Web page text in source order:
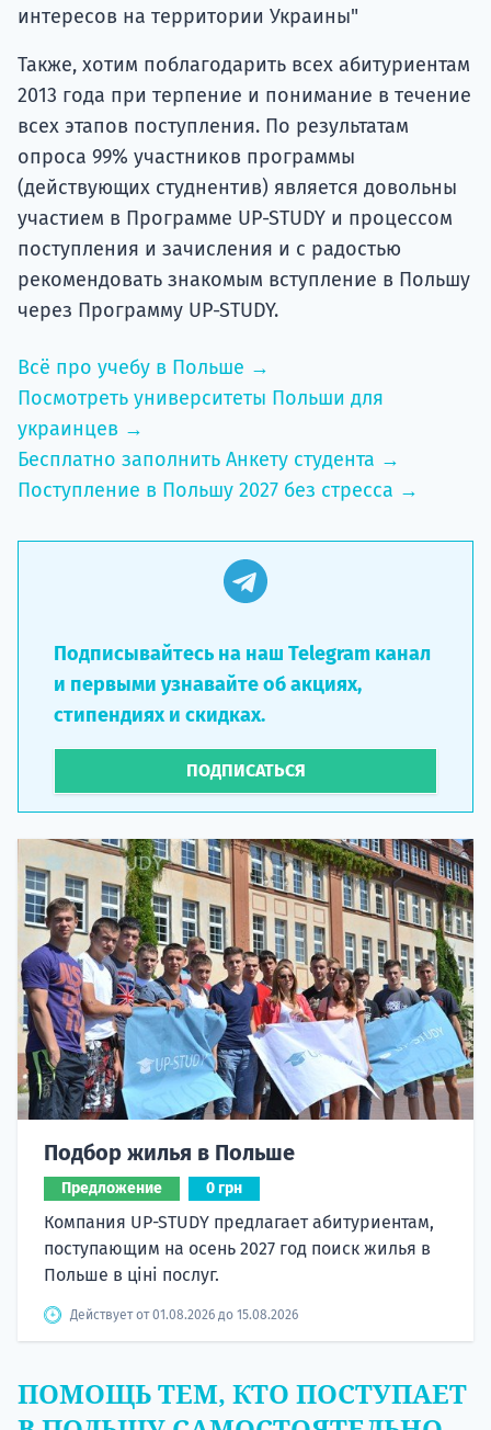
интересов на территории Украины"
Также, хотим поблагодарить всех абитуриентам
2013 года при терпение и понимание в течение
всех этапов поступления. По результатам
опроса 99% участников программы
(действующих студнентив) является довольны
участием в Программе UP-STUDY и процессом
поступления и зачисления и с радостью
рекомендовать знакомым вступление в Польшу
через Программу UP-STUDY.
Всё про учебу в Польше →
Посмотреть университеты Польши для
украинцев →
Бесплатно заполнить Анкету студента →
Поступление в Польшу 2027 без стресса →
Подписывайтесь на наш Telegram канал
и первыми узнавайте об акциях,
стипендиях и скидках.
ПОДПИСАТЬСЯ
Подбор жилья в Польше
Предложение 0 грн
Компания UP-STUDY предлагает абитуриентам,
поступающим на осень 2027 год поиск жилья в
Польше в ціні послуг.
Действует от 01.08.2026 до 15.08.2026
ПОМОЩЬ ТЕМ, КТО ПОСТУПАЕТ